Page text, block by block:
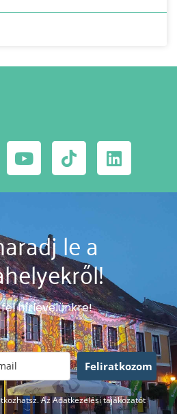
le a
hírlevelünkre!
Feliratkozom
Az Adatkezelési tájákozatót